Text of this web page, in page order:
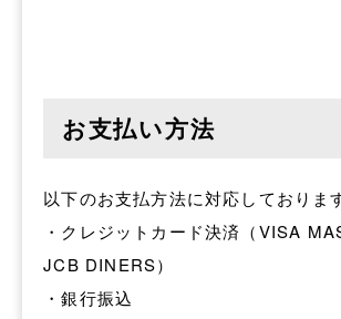
お支払い方法
以下のお支払方法に対応しておりま
・クレジットカード決済（VISA
JCB DINERS）
・銀行振込